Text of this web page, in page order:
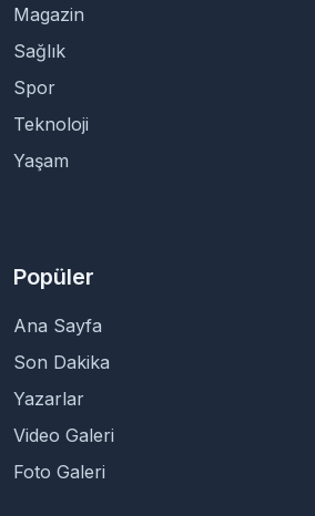
Magazin
Sağlık
Spor
Teknoloji
Yaşam
Popüler
Ana Sayfa
Son Dakika
Yazarlar
Video Galeri
Foto Galeri